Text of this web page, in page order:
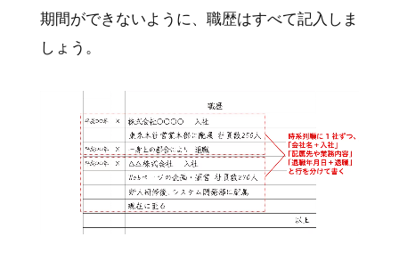
期間ができないように、職歴はすべて記入しま
しょう。